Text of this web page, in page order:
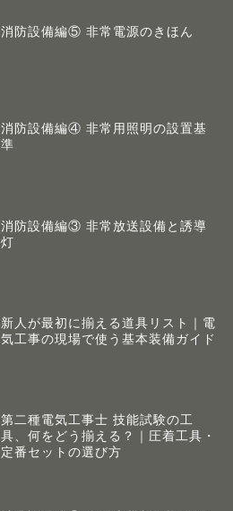
消防設備編⑤ 非常電源のきほん
消防設備編④ 非常用照明の設置基
準
消防設備編③ 非常放送設備と誘導
灯
新人が最初に揃える道具リスト｜電
気工事の現場で使う基本装備ガイド
第二種電気工事士 技能試験の工
具、何をどう揃える？｜圧着工具・
定番セットの選び方